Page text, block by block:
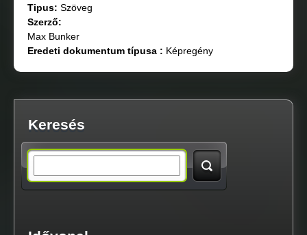
Tipus: Szöveg
Szerző:
Max Bunker
Eredeti dokumentum típusa : Képregény
Keresés
a